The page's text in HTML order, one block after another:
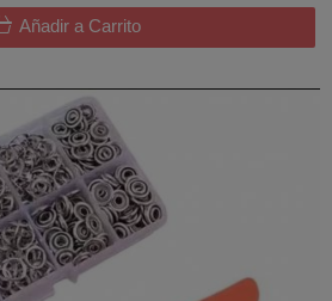
Añadir a Carrito